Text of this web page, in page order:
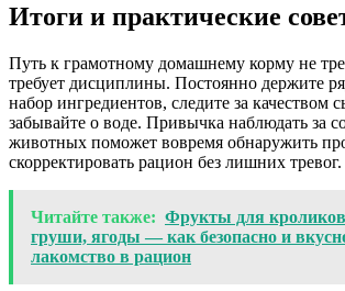
Итоги и практические
Путь к грамотному домашнему корму не
требует дисциплины. Постоянно держите
набор ингредиентов, следите за качеством
забывайте о воде. Привычка наблюдать за
животных поможет вовремя обнаружить
скорректировать рацион без лишних тревог.
Читайте также: Фрукты для
груши, ягоды — как безопасно и
лакомство в рацион